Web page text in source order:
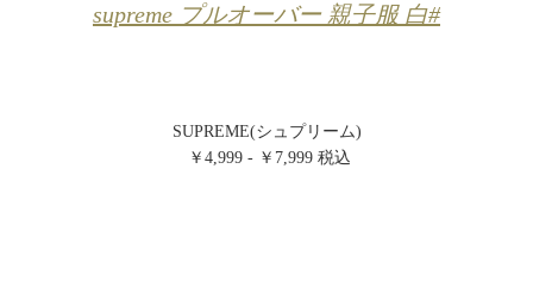
supreme プルオーバー 親子服 白#
SUPREME(シュプリーム)
￥4,999 - ￥7,999 税込